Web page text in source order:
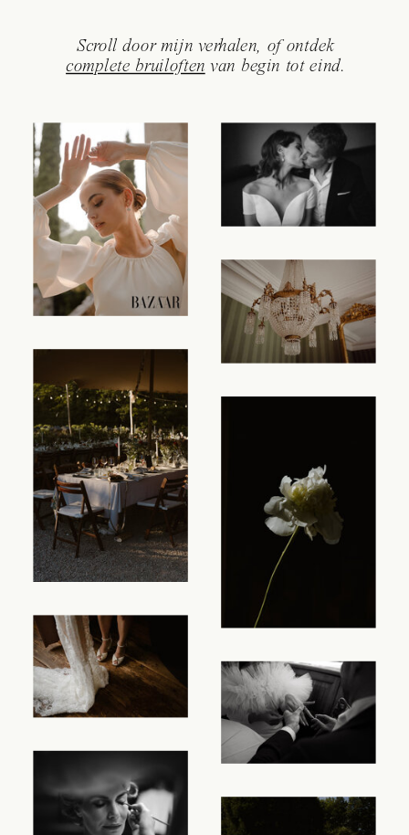
Scroll door mijn verhalen, of ontdek
complete bruiloften van begin tot eind.